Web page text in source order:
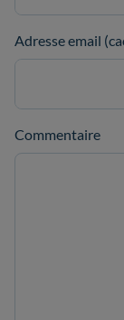
Adresse email
Commentaire